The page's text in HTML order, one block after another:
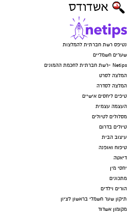
נטיפס רשת חברתית להמלצות
שערים חשמליים
Netips -רשת חברתית לחכמת ההמונים
המלצה לסרט
המלצה לסדרה
טיפים ליחסים אישיים
העצמה עצמית
מסלולים לטיולים
טיולים בדרום
עיצוב הבית
טיפוח ואופנה
דיאטה
יחסי מין
מתכונים
הורים וילדים
תיקון שער חשמלי בראשון לציון
מקומון אשדוד